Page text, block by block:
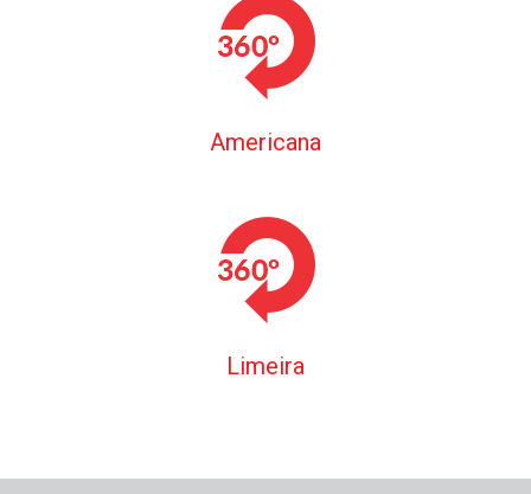
Americana
Limeira